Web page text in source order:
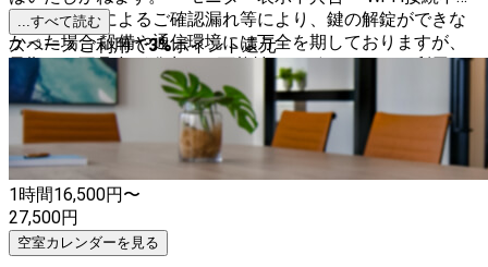
合 ・お客様によるご確認漏れ等により、鍵の解錠ができな
かった場合 設備や通信環境には万全を期しておりますが、
予期せぬ不具合が発生する可能性もございます。 ご利用に
際しては、あらかじめご了承くださいますようお願い申し上
げます。 ※ご予約をされる前に事前に店舗へご連絡お願いい
たします。
...すべて読む
スペースご利用で3%ポイント還元
1時間16,500円〜
27,500円
空室カレンダーを見る